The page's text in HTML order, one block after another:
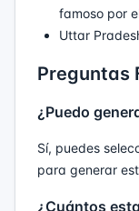
famoso por
Uttar
Preguntas
¿Puedo
Sí, puedes
para generar
¿Cuántos